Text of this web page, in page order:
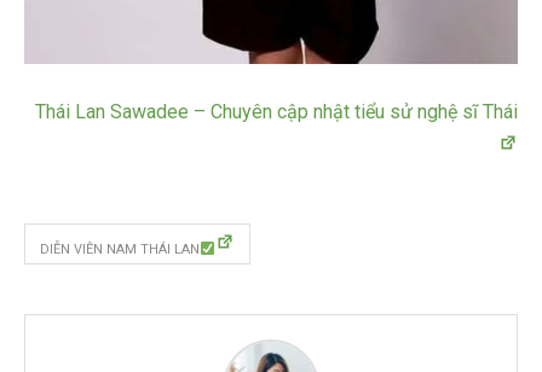
Thái Lan Sawadee – Chuyên cập nhật tiểu sử nghệ sĩ Thái
DIỄN VIÊN NAM THÁI LAN